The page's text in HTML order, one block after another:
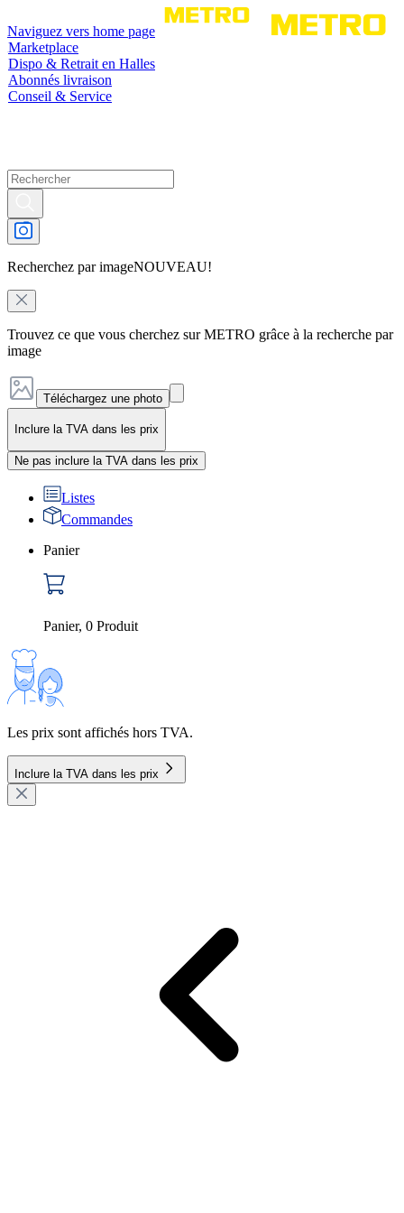
Naviguez vers home page
Marketplace
Dispo & Retrait en Halles
Abonnés livraison
Conseil & Service
Recherchez par imageNOUVEAU!
Trouvez ce que vous cherchez sur METRO grâce à la recherche par
image
Téléchargez une photo
Inclure la TVA dans les prix
Ne pas inclure la TVA dans les prix
Listes
Commandes
Panier
Panier, 0 Produit
Les prix sont affichés hors TVA.
Inclure la TVA dans les prix